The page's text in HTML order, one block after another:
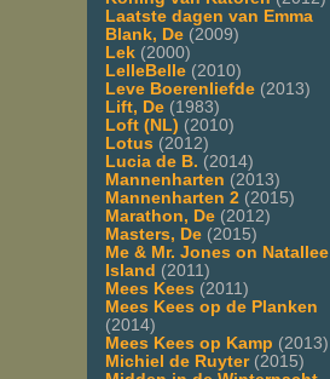
Laatste dagen van Emma
Blank, De (2009)
Lek (2000)
LelleBelle (2010)
Leve Boerenliefde (2013)
Lift, De (1983)
Loft (NL) (2010)
Lotus (2012)
Lucia de B. (2014)
Mannenharten (2013)
Mannenharten 2 (2015)
Marathon, De (2012)
Masters, De (2015)
Me & Mr. Jones on Natallee
Island (2011)
Mees Kees (2011)
Mees Kees op de Planken
(2014)
Mees Kees op Kamp (2013)
Michiel de Ruyter(2015)